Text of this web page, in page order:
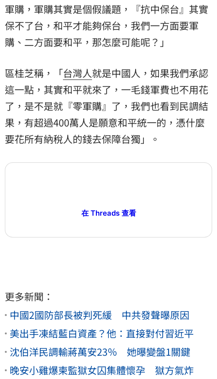
軍購，軍購其實是個假議題，『抗中保台』其實
保不了台，和平才能夠保台，我們一方面要軍
購、二方面要和平，那怎麼可能呢？」
區桂芝稱，「台灣人就是中國人，如果我們承認
這一點，其實和平就來了，一毛錢軍費也不用花
了，是不是就『零軍購』了，我們也看到民調結
果，有超過400萬人是願意和平統一的，憑什麼
要花所有納稅人的錢去保障台獨」。
在 Threads 查看
更多新聞：
中國2國防部長被判死緩 中共發聲曝原因
美出手凍結藍白資產？他：直接對付習近平
沈伯洋民調輸蔣萬安23％ 她曝變盤1關鍵
晚安小雞爆柬監獄女囚集體懷孕 獄方氣炸